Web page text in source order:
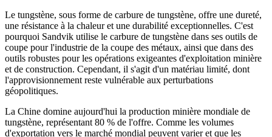
Le tungstène, sous forme de carbure de tungstène, offre une dureté,
une résistance à la chaleur et une durabilité exceptionnelles. C'est
pourquoi Sandvik utilise le carbure de tungstène dans ses outils de
coupe pour l'industrie de la coupe des métaux, ainsi que dans des
outils robustes pour les opérations exigeantes d'exploitation minière
et de construction. Cependant, il s'agit d'un matériau limité, dont
l'approvisionnement reste vulnérable aux perturbations
géopolitiques.
La Chine domine aujourd'hui la production minière mondiale de
tungstène, représentant 80 % de l'offre. Comme les volumes
d'exportation vers le marché mondial peuvent varier et que les